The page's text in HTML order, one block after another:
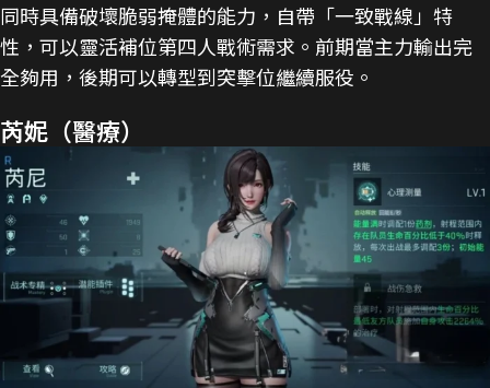
同時具備破壞脆弱掩體的能力，自帶「一致戰線」特
性，可以靈活補位第四人戰術需求。前期當主力輸出完
全夠用，後期可以轉型到突擊位繼續服役。
芮妮（醫療）